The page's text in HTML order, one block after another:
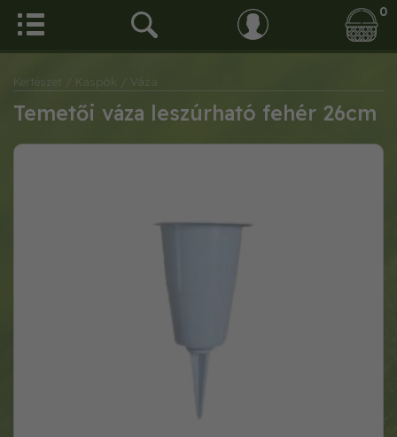
0
Kertészet / Kaspók / Váza
Temetői váza leszúrható fehér 26cm